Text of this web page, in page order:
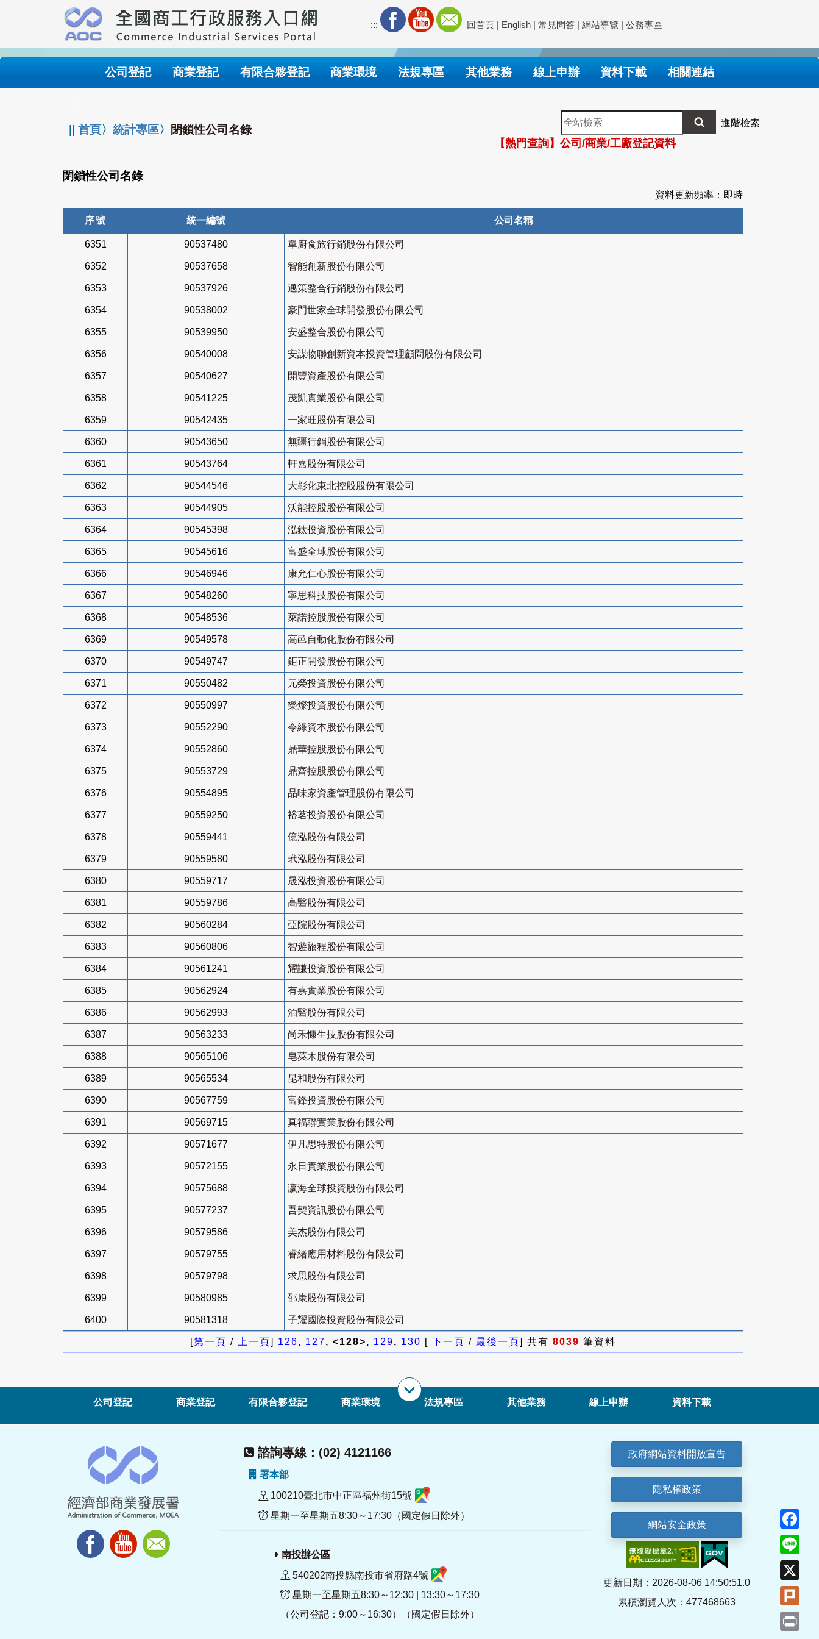
要
內
::: 回首頁 | English | 常見問答 | 網站導覽 | 公務專區
公司登記 商業登記 有限合夥登記 商業環境 法規專區 其他業務 線上申辦 資料下載 相關連結
||首頁〉統計專區〉 閉鎖性公司名錄
全
站
檢
索
進階檢索
【熱門查詢】公司/商業/工廠登記資料
閉鎖性公司名錄
資料更新頻率：即時
序號 統一編號 公司名稱
6351 90537480 單廚食旅行銷股份有限公司
6352 90537658 智能創新股份有限公司
6353 90537926 邁策整合行銷股份有限公司
6354 90538002 豪門世家全球開發股份有限公司
6355 90539950 安盛整合股份有限公司
6356 90540008 安謀物聯創新資本投資管理顧問股份有限公司
6357 90540627 開豐資產股份有限公司
6358 90541225 茂凱實業股份有限公司
6359 90542435 一家旺股份有限公司
6360 90543650 無疆行銷股份有限公司
6361 90543764 軒嘉股份有限公司
6362 90544546 大彰化東北控股股份有限公司
6363 90544905 沃能控股股份有限公司
6364 90545398 泓鈦投資股份有限公司
6365 90545616 富盛全球股份有限公司
6366 90546946 康允仁心股份有限公司
6367 90548260 寧思科技股份有限公司
6368 90548536 萊諾控股股份有限公司
6369 90549578 高邑自動化股份有限公司
6370 90549747 鉅正開發股份有限公司
6371 90550482 元榮投資股份有限公司
6372 90550997 樂燦投資股份有限公司
6373 90552290 令綠資本股份有限公司
6374 90552860 鼎華控股股份有限公司
6375 90553729 鼎齊控股股份有限公司
6376 90554895 品味家資產管理股份有限公司
6377 90559250 裕茗投資股份有限公司
6378 90559441 億泓股份有限公司
6379 90559580 玳泓股份有限公司
6380 90559717 晟泓投資股份有限公司
6381 90559786 高醫股份有限公司
6382 90560284 亞院股份有限公司
6383 90560806 智遊旅程股份有限公司
6384 90561241 耀謙投資股份有限公司
6385 90562924 有嘉實業股份有限公司
6386 90562993 泊醫股份有限公司
6387 90563233 尚禾慷生技股份有限公司
6388 90565106 皂莢木股份有限公司
6389 90565534 昆和股份有限公司
6390 90567759 富鋒投資股份有限公司
6391 90569715 真福聯實業股份有限公司
6392 90571677 伊凡思特股份有限公司
6393 90572155 永日實業股份有限公司
6394 90575688 瀛海全球投資股份有限公司
6395 90577237 吾契資訊股份有限公司
6396 90579586 美杰股份有限公司
6397 90579755 睿緒應用材料股份有限公司
6398 90579798 求思股份有限公司
6399 90580985 邵康股份有限公司
6400 90581318 子耀國際投資股份有限公司
[第一頁 / 上一頁] 126, 127, <128>, 129, 130 [ 下一頁 / 最後一頁] 共有 8039 筆資料
公司登記 商業登記 有限合夥登記 商業環境 法規專區 其他業務 線上申辦 資料下載
諮詢專線：(02) 4121166
署本部
100210臺北市中正區福州街15號
星期一至星期五8:30～17:30（國定假日除外）
南投辦公區
540202南投縣南投市省府路4號
星期一至星期五8:30～12:30 | 13:30～17:30
（公司登記：9:00～16:30）（國定假日除外）
政府網站資料開放宣告
隱私權政策
網站安全政策
更新日期：2026-08-06 14:50:51.0
累積瀏覽人次：477468663